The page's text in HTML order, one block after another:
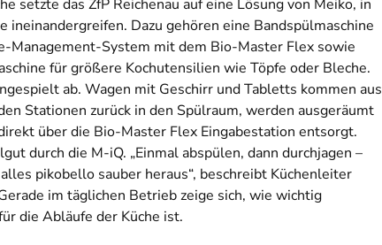
setzte das ZfP Reichenau auf eine Lösung von Meiko, in
ineinandergreifen. Dazu gehören eine Bandspülmaschine
Management-System mit dem Bio-Master Flex sowie
für größere Kochutensilien wie Töpfe oder Bleche.
ab. Wagen mit Geschirr und Tabletts kommen aus
Stationen zurück in den Spülraum, werden ausgeräumt
über die Bio-Master Flex Eingabestation entsorgt.
durch die M-iQ. „Einmal abspülen, dann durchjagen –
pikobello sauber heraus“, beschreibt Küchenleiter
im täglichen Betrieb zeige sich, wie wichtig
die Abläufe der Küche ist.